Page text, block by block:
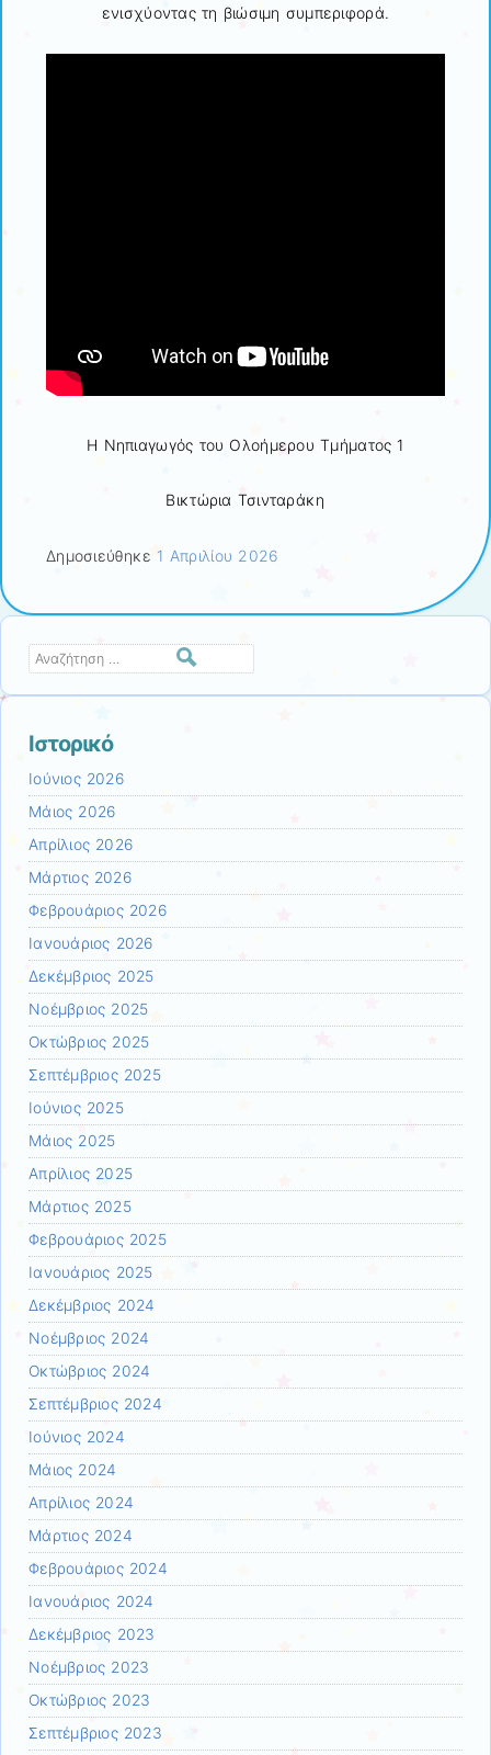
ενισχύοντας τη βιώσιμη συμπεριφορά.
Η Νηπιαγωγός του Ολοήμερου Τμήματος 1
Βικτώρια Τσινταράκη
Δημοσιεύθηκε 1 Απριλίου 2026
Αναζήτηση
Ιστορικό
Ιούνιος 2026
Μάιος 2026
Απρίλιος 2026
Μάρτιος 2026
Φεβρουάριος 2026
Ιανουάριος 2026
Δεκέμβριος 2025
Νοέμβριος 2025
Οκτώβριος 2025
Σεπτέμβριος 2025
Ιούνιος 2025
Μάιος 2025
Απρίλιος 2025
Μάρτιος 2025
Φεβρουάριος 2025
Ιανουάριος 2025
Δεκέμβριος 2024
Νοέμβριος 2024
Οκτώβριος 2024
Σεπτέμβριος 2024
Ιούνιος 2024
Μάιος 2024
Απρίλιος 2024
Μάρτιος 2024
Φεβρουάριος 2024
Ιανουάριος 2024
Δεκέμβριος 2023
Νοέμβριος 2023
Οκτώβριος 2023
Σεπτέμβριος 2023